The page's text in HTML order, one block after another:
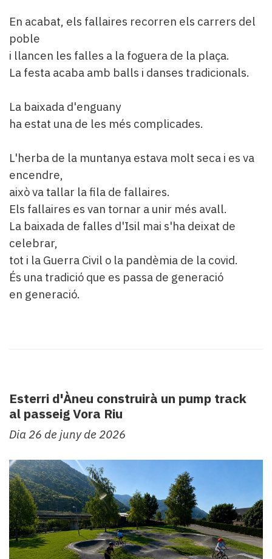
En acabat, els fallaires recorren els carrers del
poble
i llancen les falles a la foguera de la plaça.
La festa acaba amb balls i danses tradicionals.
La baixada d'enguany
ha estat una de les més complicades.
L'herba de la muntanya estava molt seca i es va
encendre,
això va tallar la fila de fallaires.
Els fallaires es van tornar a unir més avall.
La baixada de falles d'Isil mai s'ha deixat de
celebrar,
tot i la Guerra Civil o la pandèmia de la covid.
És una tradició que es passa de generació
en generació.
Esterri d'Àneu construirà un pump track
al passeig Vora Riu
Dia 26 de juny de 2026